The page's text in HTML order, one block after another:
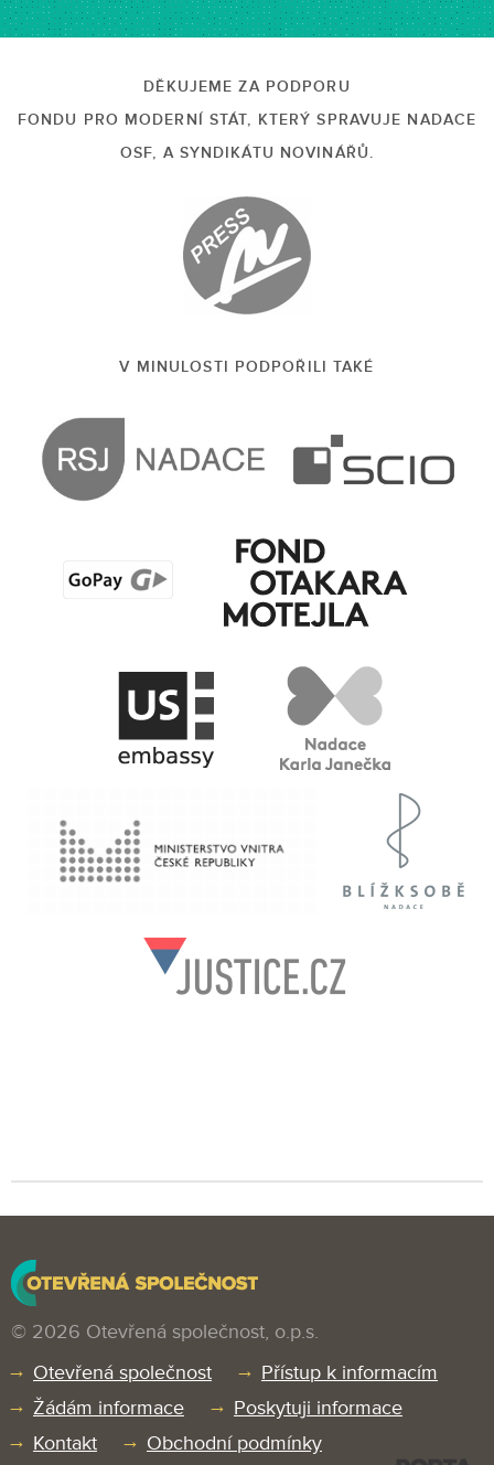
DĚKUJEME ZA PODPORU
FONDU PRO MODERNÍ STÁT, KTERÝ SPRAVUJE NADACE
OSF, A SYNDIKÁTU NOVINÁŘŮ.
V MINULOSTI PODPOŘILI TAKÉ
© 2026 Otevřená společnost, o.p.s.
Otevřená společnost
Přístup k informacím
Žádám informace
Poskytuji informace
Kontakt
Obchodní podmínky